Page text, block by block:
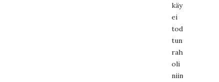
käyneenä
ei
todellakaan
tuntunut
rahastuksella;
oli
niin